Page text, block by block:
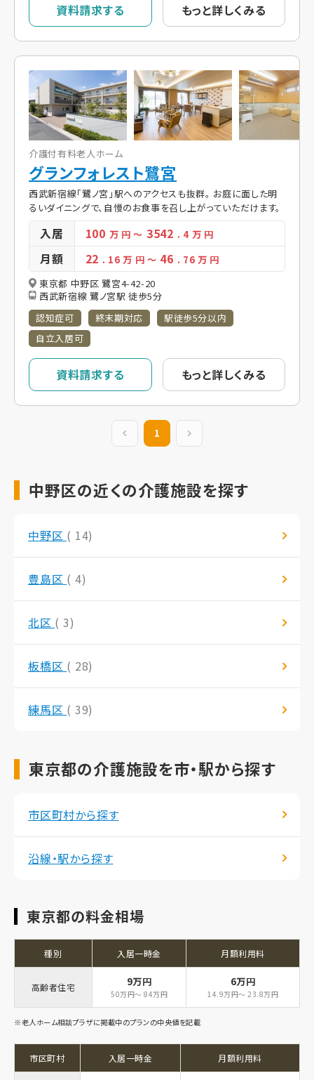
資料請求する もっと詳しくみる
介護付有料老人ホーム
グランフォレスト鷺宮
西武新宿線「鷺ノ宮」駅へのアクセスも抜群。 お庭に面した明
るいダイニングで、自慢のお食事を召し上がっていただけます。
入居 100 万 円～ 3542 . 4 万 円
月額 22 . 16万 円 ～ 46 . 76 万 円
東京都 中野区 鷺宮4-42-20
西武新宿線 鷺ノ宮駅 徒歩5分
認知症可
終末期対応
駅徒歩5分以内
自立入居可
資料請求する もっと詳しくみる
前の20件
1
中野区の近くの介護施設を探す
中野区 ( 14)
豊島区 ( 4)
北区 ( 3)
板橋区 ( 28)
練馬区 ( 39)
東京都の介護施設を市・駅から探す
市区町村から探す
沿線・駅から探す
東京都の料金相場
種別 入居一時金 月額利用料
高齢者住宅 9万円
50万円～ 84万円
6万円
14.9万円～ 23.8万円
※老人ホーム相談プラザに掲載中のプランの中央値を記載
市区町村 入居一時金 月額利用料